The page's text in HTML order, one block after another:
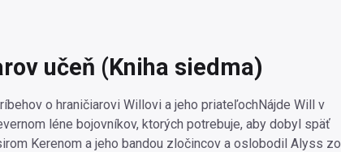
učeň (Kniha siedma)
o hraničiarovi Willovi a jeho priateľochNájde Will v
léne bojovníkov, ktorých potrebuje, aby dobyl späť
Kerenom a jeho bandou zločincov a oslobodil Alyss zo